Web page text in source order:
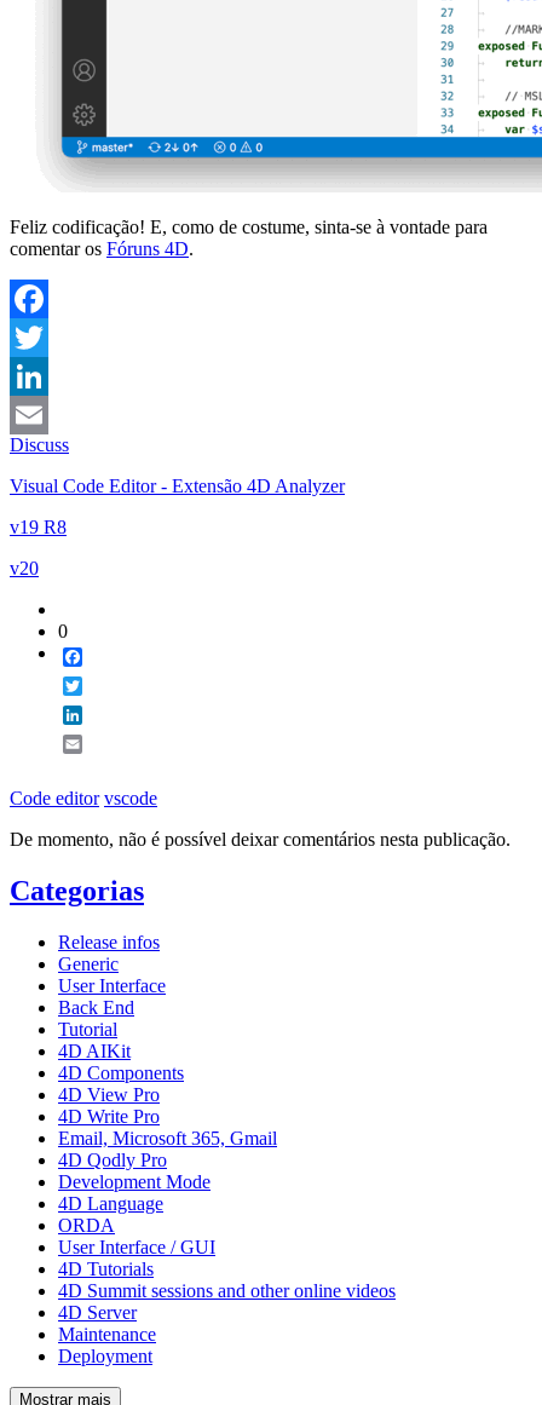
Feliz codificação! E, como de costume, sinta-se à vontade para
comentar os Fóruns 4D.
Facebook
Twitter
LinkedIn
Email
Discuss
Visual Code Editor - Extensão 4D Analyzer
v19 R8
v20
0
Code editor vscode
De momento, não é possível deixar comentários nesta publicação.
Categorias
Release infos
Generic
User Interface
Back End
Tutorial
4D AIKit
4D Components
4D View Pro
4D Write Pro
Email, Microsoft 365, Gmail
4D Qodly Pro
Development Mode
4D Language
ORDA
User Interface / GUI
4D Tutorials
4D Summit sessions and other online videos
4D Server
Maintenance
Deployment
Mostrar mais